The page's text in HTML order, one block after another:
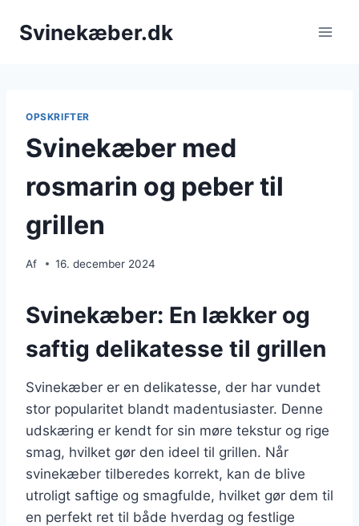
Svinekæber.dk
OPSKRIFTER
Svinekæber med
rosmarin og peber til
grillen
Af 16. december 2024
Svinekæber: En lækker og
saftig delikatesse til grillen
Svinekæber er en delikatesse, der har vundet
stor popularitet blandt madentusiaster. Denne
udskæring er kendt for sin møre tekstur og rige
smag, hvilket gør den ideel til grillen. Når
svinekæber tilberedes korrekt, kan de blive
utroligt saftige og smagfulde, hvilket gør dem til
en perfekt ret til både hverdag og festlige